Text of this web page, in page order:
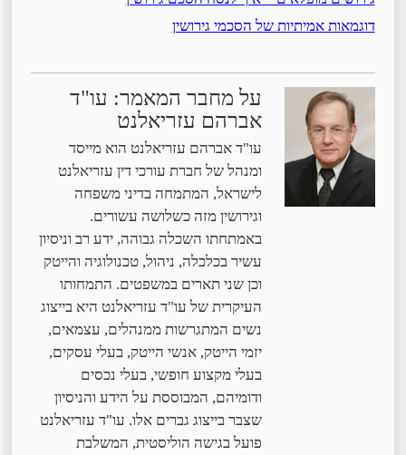
דוגמאות אמיתיות של הסכמי גירושין
על מחבר המאמר: עו"ד
אברהם עזריאלנט
עו"ד אברהם עזריאלנט הוא מייסד
ומנהל של חברת עורכי דין עזריאלנט
לישראל, המתמחה בדיני משפחה
וגירושין מזה כשלושה עשורים.
באמתחתו השכלה גבוהה, ידע רב וניסיון
עשיר בכלכלה, ניהול, טכנולוגיה והייטק
וכן שני תארים במשפטים. התמחותו
העיקרית של עו"ד עזריאלנט היא בייצוג
נשים המתגרשות ממנהלים, עצמאים,
יזמי הייטק, אנשי הייטק, בעלי עסקים,
בעלי מקצוע חופשי, בעלי נכסים
ודומיהם, המבוססת על הידע והניסיון
שצבר בייצוג גברים אלו. עו"ד עזריאלנט
פועל בגישה הוליסטית, המשלבת